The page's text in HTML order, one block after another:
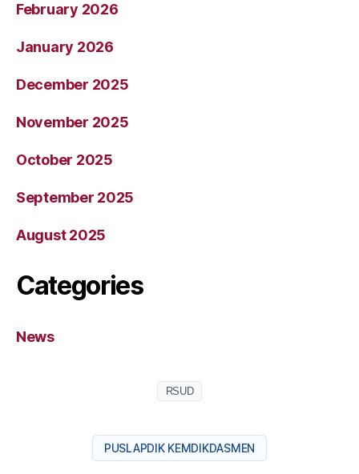
February 2026
January 2026
December 2025
November 2025
October 2025
September 2025
August 2025
Categories
News
RSUD
PUSLAPDIK KEMDIKDASMEN